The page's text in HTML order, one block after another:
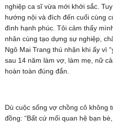
nghiệp ca sĩ vừa mới khởi sắc.
hướng nội và đích đến cuối cùng
đình hạnh phúc. Tôi cảm thấy
nhân cùng tạo dựng sự nghiệp,
Ngô Mai Trang thú nhận khi ấy vì
sau 14 năm làm vợ, làm mẹ, nữ
hoàn toàn đúng đắn.
Dù cuộc sống vợ chồng cô không
đồng: “Bất cứ mối quan hệ bạn